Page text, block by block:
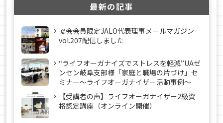
最新の記事
協会会員限定JALO代表理事メールマガジン
vol.207配信しました
“ライフオーガナイズでストレスを軽減”UAゼ
ンセン岐阜支部様「家庭と職場の片づけ」セ
ミナー～ライフオーガナイザー活動事例〜
【受講者の声】ライフオーガナイザー2級資
格認定講座（オンライン開催）